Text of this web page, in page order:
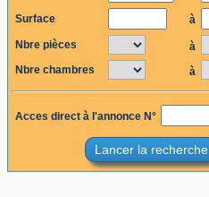
Surface à
Nbre pièces
à
Nbre chambres
à
Acces direct à l'annonce N°
Lancer la recherche